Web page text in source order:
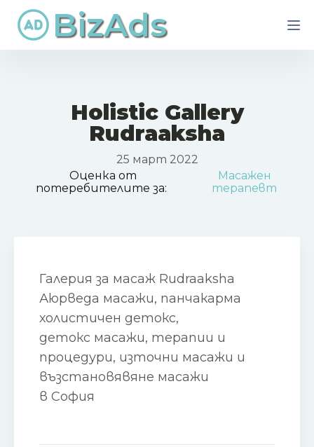
BizAds
Holistic Gallery
Rudraaksha
25 март 2022
Оценка от
потеребителите за:
Масажен
терапевт
Галерия за масаж Rudraaksha
Аюрведа масажи, панчакарма
холистичен детокс,
детокс масажи, терапии и
процедури, източни масажи и
възстановявяне масажи
в София